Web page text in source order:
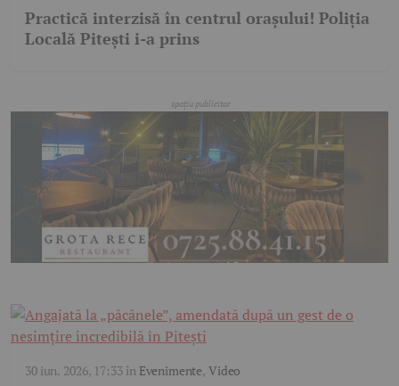
Practică interzisă în centrul orașului! Poliția
Locală Pitești i-a prins
30 iun. 2026, 17:33în Evenimente,Video